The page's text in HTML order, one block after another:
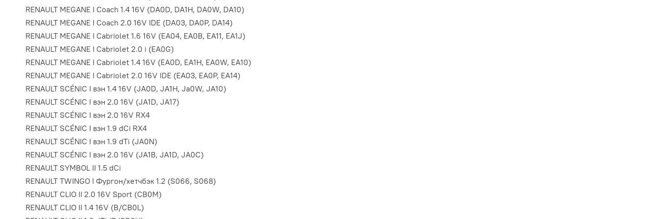
RENAULT MEGANE I Coach 1.4 16V (DA0D, DA1H, DA0W, DA10)
RENAULT MEGANE I Coach 2.0 16V IDE (DA03, DA0P, DA14)
RENAULT MEGANE I Cabriolet 1.6 16V (EA04, EA0B, EA11, EA1J)
RENAULT MEGANE I Cabriolet 2.0 i (EA0G)
RENAULT MEGANE I Cabriolet 1.4 16V (EA0D, EA1H, EA0W, EA10)
RENAULT MEGANE I Cabriolet 2.0 16V IDE (EA03, EA0P, EA14)
RENAULT SCÉNIC I вэн 1.4 16V (JA0D, JA1H, Ja0W, JA10)
RENAULT SCÉNIC I вэн 2.0 16V (JA1D, JA17)
RENAULT SCÉNIC I вэн 2.0 16V RX4
RENAULT SCÉNIC I вэн 1.9 dCi RX4
RENAULT SCÉNIC I вэн 1.9 dTi (JA0N)
RENAULT SCÉNIC I вэн 2.0 16V (JA1B, JA1D, JA0C)
RENAULT SYMBOL II 1.5 dCi
RENAULT TWINGO I Фургон/хетчбэк 1.2 (S066, S068)
RENAULT CLIO II 2.0 16V Sport (CB0M)
RENAULT CLIO II 1.4 16V (B/CB0L)